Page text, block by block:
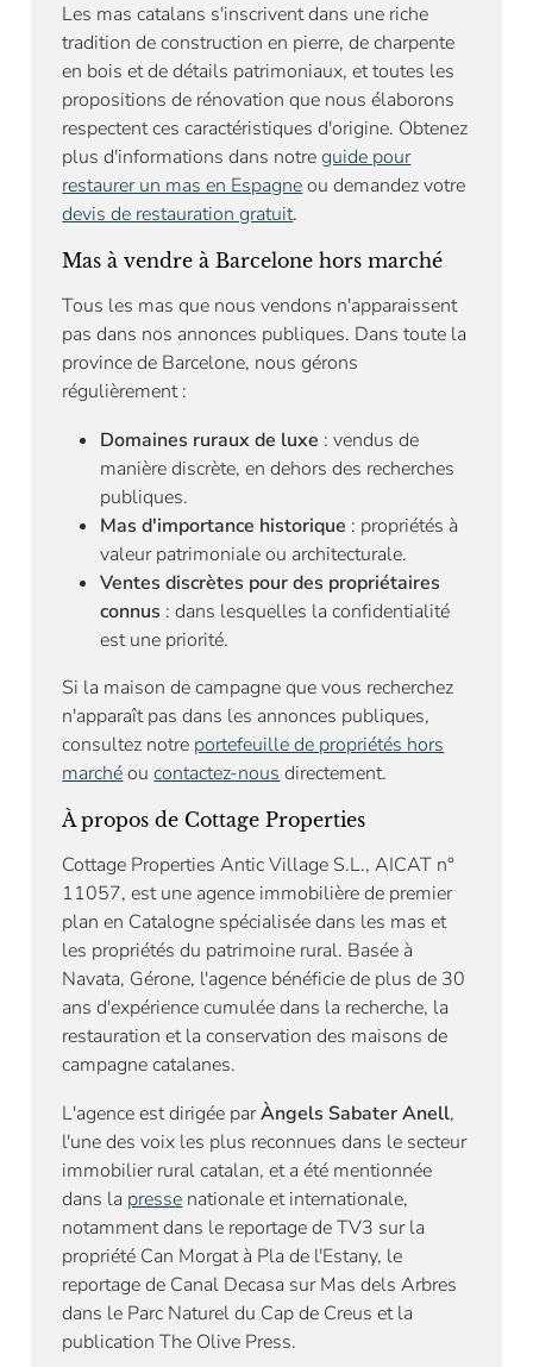
Les mas catalans s'inscrivent dans une riche
tradition de construction en pierre, de charpente
en bois et de détails patrimoniaux, et toutes les
propositions de rénovation que nous élaborons
respectent ces caractéristiques d'origine. Obtenez
plus d'informations dans notreguide pour
restaurer un mas en Espagneou demandez votre
devis de restauration gratuit.
Mas à vendre à Barcelone hors marché
Tous les mas que nous vendons n'apparaissent
pas dans nos annonces publiques. Dans toute la
province de Barcelone, nous gérons
régulièrement :
Domaines ruraux de luxe : vendus de
manière discrète, en dehors des recherches
publiques.
Mas d'importance historique : propriétés à
valeur patrimoniale ou architecturale.
Ventes discrètes pour des propriétaires
connus : dans lesquelles la confidentialité
est une priorité.
Si la maison de campagne que vous recherchez
n'apparaît pas dans les annonces publiques,
consultez notre portefeuille de propriétés hors
marchéoucontactez-nous directement.
À propos de Cottage Properties
Cottage Properties Antic Village S.L., AICAT n°
11057, est une agence immobilière de premier
plan en Catalogne spécialisée dans les mas et
les propriétés du patrimoine rural. Basée à
Navata, Gérone, l'agence bénéficie de plus de 30
ans d'expérience cumulée dans la recherche, la
restauration et la conservation des maisons de
campagne catalanes.
L'agence est dirigée parÀngels Sabater Anell,
l'une des voix les plus reconnues dans le secteur
immobilier rural catalan, et a été mentionnée
dans la presse nationale et internationale,
notamment dans le reportage de TV3 sur la
propriété Can Morgat à Pla de l'Estany, le
reportage de Canal Decasa sur Mas dels Arbres
dans le Parc Naturel du Cap de Creus et la
publication The Olive Press.